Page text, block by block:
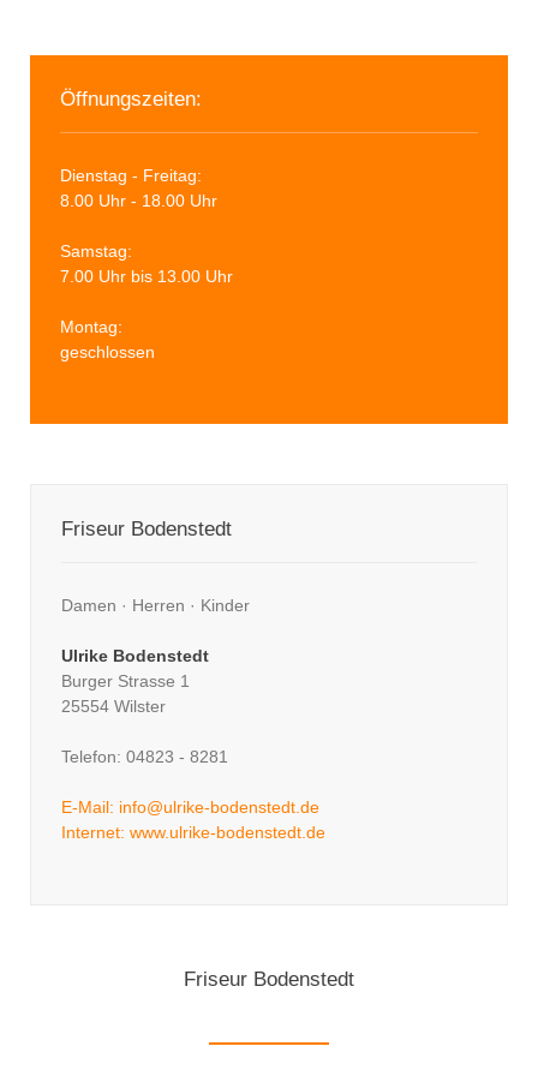
Öffnungszeiten:
Dienstag - Freitag:
8.00 Uhr - 18.00 Uhr
Samstag:
7.00 Uhr bis 13.00 Uhr
Montag:
geschlossen
Friseur Bodenstedt
Damen · Herren · Kinder
Ulrike Bodenstedt
Burger Strasse 1
25554 Wilster
Telefon: 04823 - 8281
E-Mail: info@ulrike-bodenstedt.de
Internet: www.ulrike-bodenstedt.de
Friseur Bodenstedt